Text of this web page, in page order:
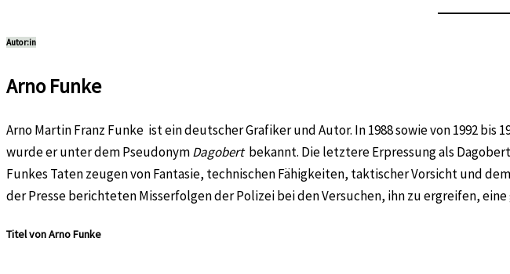
Autor:in
Arno Funke
Arno Martin Franz Funke ist ein deutscher Grafiker und Autor. In 1988 sowie von 1992
wurde er unter dem PseudonymDagobertbekannt. Die letztere Erpressung als
Funkes Taten zeugen von Fantasie, technischen Fähigkeiten, taktischer Vorsicht und
der Presse berichteten Misserfolgen der Polizei bei den Versuchen, ihn zu ergreifen,
Titel von Arno Funke